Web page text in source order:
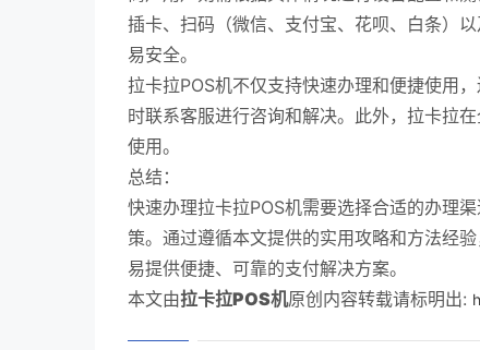
插卡、扫码（微信、支付宝、花呗、白条）
易安全。
拉卡拉POS机不仅支持快速办理和便捷使用
时联系客服进行咨询和解决。此外，拉卡拉
使用。
总结：
快速办理拉卡拉POS机需要选择合适的办理
策。通过遵循本文提供的实用攻略和方法经
易提供便捷、可靠的支付解决方案。
本文由拉卡拉POS机原创内容转载请标明出: